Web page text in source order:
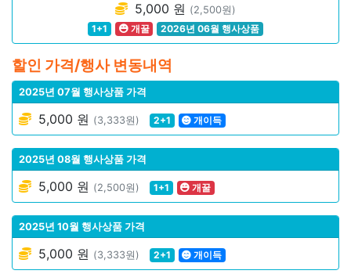
5,000 원 (2,500원)
1+1
개꿀 2026년 06월 행사상품
할인 가격/행사 변동내역
2025년 07월 행사상품 가격
5,000 원 (3,333원) 2+1 개이득
2025년 08월 행사상품 가격
5,000 원 (2,500원) 1+1 개꿀
2025년 10월 행사상품 가격
5,000 원 (3,333원) 2+1 개이득